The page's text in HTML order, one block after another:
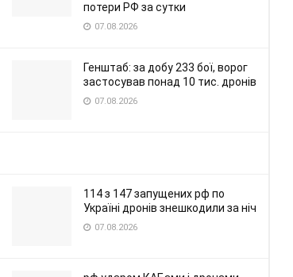
потери РФ за сутки
07.08.2026
Генштаб: за добу 233 бої, ворог
застосував понад 10 тис. дронів
07.08.2026
114 з 147 запущених рф по
Україні дронів знешкодили за ніч
07.08.2026